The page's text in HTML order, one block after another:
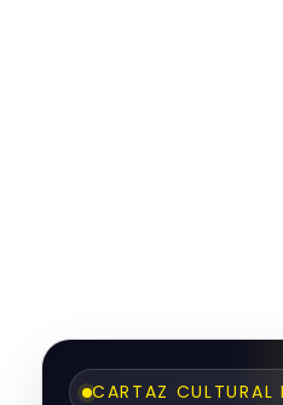
CARTAZ CULTURAL